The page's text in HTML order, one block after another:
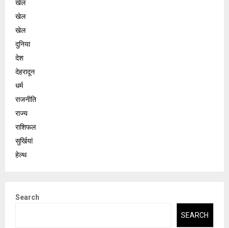
खेल
खेल
खेल
दुनिया
देश
देहरादून
धर्म
राजनीति
राज्य
राशिफल
सुर्खियां
हेल्थ
Search
SEARCH